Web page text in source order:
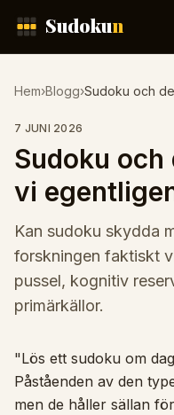
Sudokun
Hem›Blogg›Sudoku och
7 JUNI 2026
Sudoku
vi
Kan sudoku skydda
forskningen faktiskt
pussel, kognitiv
primärkällor.
"Lös ett sudoku om
Påståenden av den
men de håller sällan